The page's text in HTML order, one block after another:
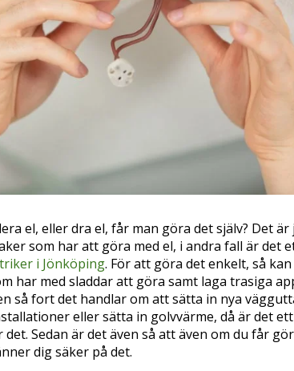
el, eller dra el, får man göra det själv? Det är
som har att göra med el, i andra fall är det
i Jönköping. För att göra det enkelt, så
har med sladdar att göra samt laga trasiga
så fort det handlar om att sätta in nya
eller sätta in golvvärme, då är det
Sedan är det även så att även om du får
dig säker på det.